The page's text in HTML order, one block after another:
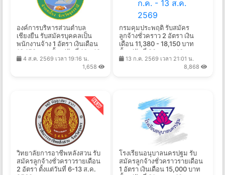
องค์การบริหารส่วนตําบล
เชียงยืน รับสมัครบุคคลเป็น
พนักงานจ้าง 1 อัตรา เงินเดือน
18,150 บาท ตั้งแต่วันที่ 10 - 19
ส.ค. 2569
4 ส.ค. 2569 เวลา 19:16 น.
1,658
กรมคุมประพฤติ รับสมัคร
ลูกจ้างชั่วคราว 2 อัตรา เงิน
เดือน 11,380 - 18,150 บาท
ตั้งแต่วันที่ 20 ก.ค. - 13 ส.ค.
2569
13 ก.ค. 2569 เวลา 21:01 น.
8,868
วิทยาลัยการอาชีพหลังสวน รับ
สมัครลูกจ้างชั่วคราวรายเดือน
2 อัตรา ตั้งแต่วันที่ 6-13 ส.ค.
โรงเรียนอนุบาลนครปฐม รับ
สมัครลูกจ้างชั่วคราวรายเดือน
1 อัตรา เงินเดือน 15,000 บาท